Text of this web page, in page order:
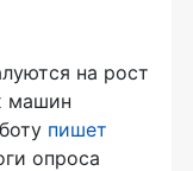
на рост
машин
пишет
опроса